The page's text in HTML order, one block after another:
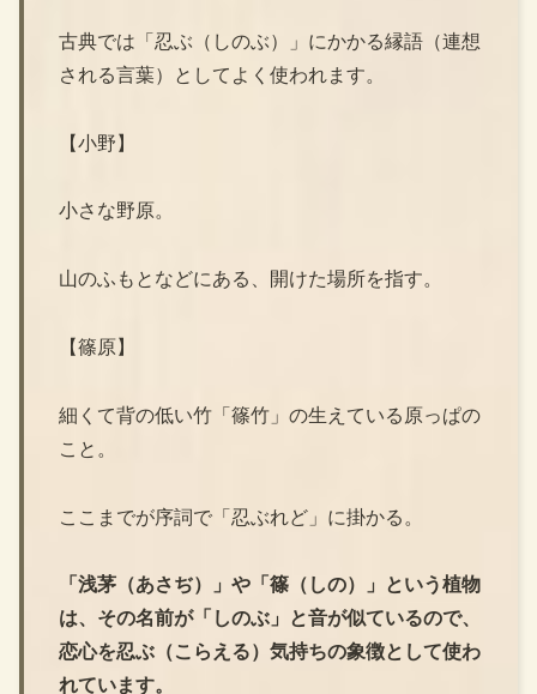
古典では「忍ぶ（しのぶ）」にかかる縁語（連想
される言葉）としてよく使われます。
【小野】
小さな野原。
山のふもとなどにある、開けた場所を指す。
【篠原】
細くて背の低い竹「篠竹」の生えている原っぱの
こと。
ここまでが序詞で「忍ぶれど」に掛かる。
「浅茅（あさぢ）」や「篠（しの）」という植物
は、その名前が「しのぶ」と音が似ているので、
恋心を忍ぶ（こらえる）気持ちの象徴として使わ
れています。